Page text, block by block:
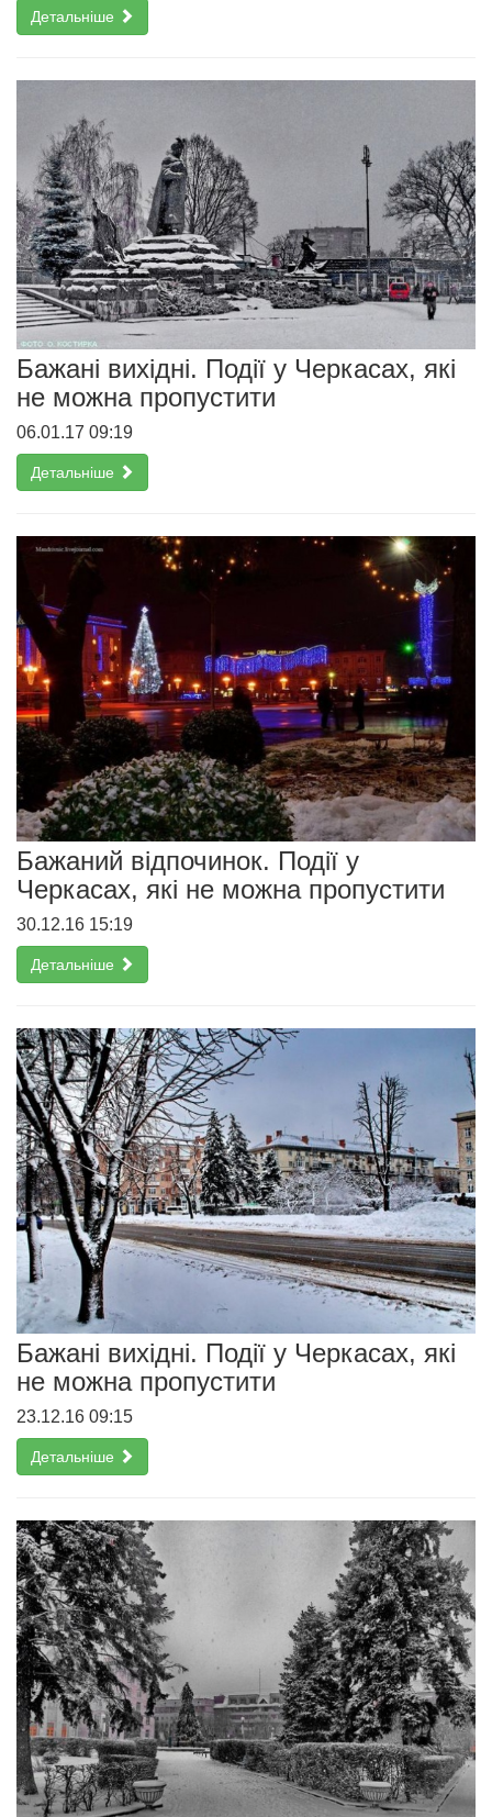
Детальніше
Бажані вихідні. Події у Черкасах, які
не можна пропустити
06.01.17 09:19
Детальніше
Бажаний відпочинок. Події у
Черкасах, які не можна пропустити
30.12.16 15:19
Детальніше
Бажані вихідні. Події у Черкасах, які
не можна пропустити
23.12.16 09:15
Детальніше